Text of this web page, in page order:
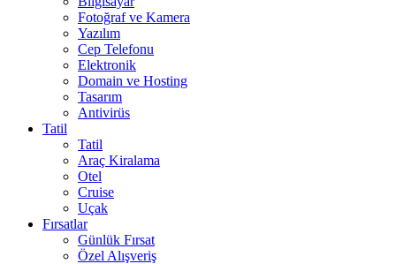
Fotoğraf ve Kamera
Yazılım
Cep Telefonu
Elektronik
Domain ve Hosting
Tasarım
Antivirüs
Tatil
Tatil
Araç Kiralama
Otel
Cruise
Uçak
Fırsatlar
Günlük Fırsat
Özel Alışveriş